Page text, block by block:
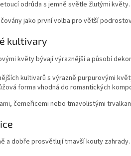
odrůda s jemně světle žlutými květy.
jako první volba pro větší
kultivary
květy bývají výraznější a působí
kultivarů s výrazně purpurovými
forma vhodná do romantických
čemeřicemi nebo tmavolistými
a dobře prosvětlují tmavší kouty